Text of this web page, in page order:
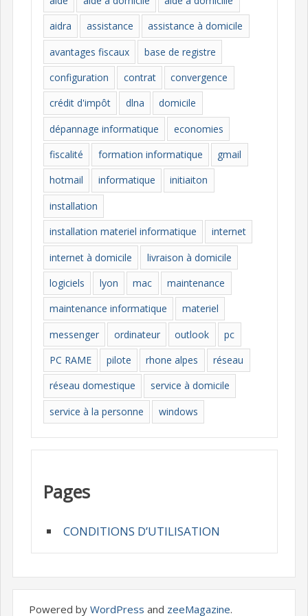
e
s
aidra
assistance
assistance à domicile
avantages fiscaux
base de registre
configuration
contrat
convergence
crédit d'impôt
dlna
domicile
dépannage informatique
economies
fiscalité
formation informatique
gmail
hotmail
informatique
initiaiton
installation
installation materiel informatique
internet
internet à domicile
livraison à domicile
logiciels
lyon mac
maintenance
maintenance informatique
materiel
messenger
ordinateur outlook
pc
PC RAME
pilote rhone alpes
réseau
réseau domestique
service à domicile
service à la personne
windows
Pages
CONDITIONS D’UTILISATION
Powered by WordPress and zeeMagazine.